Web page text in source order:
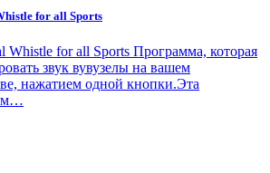
for all Sports
Whistle for all Sports Программа, которая
звук вувузелы на вашем
нажатием одной кнопки.Эта
м…